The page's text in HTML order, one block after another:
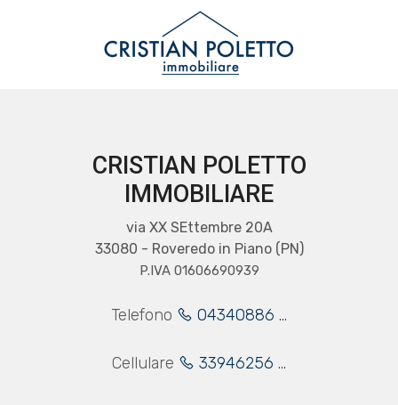
CRISTIAN POLETTO
IMMOBILIARE
via XX SEttembre 20A
33080 - Roveredo in Piano (PN)
P.IVA 01606690939
Telefono 04340886 ...
Cellulare 33946256 ...